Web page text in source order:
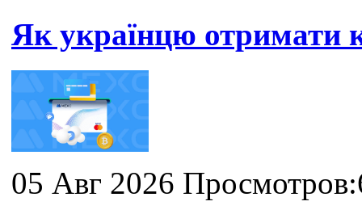
Як українцю отримати
05 Авг 2026